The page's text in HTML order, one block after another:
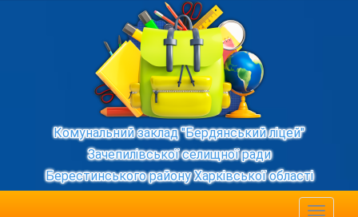
Комунальний заклад "Бердянський ліцей"
Зачепилівської селищної ради
Берестинського району Харківської області
Toggle